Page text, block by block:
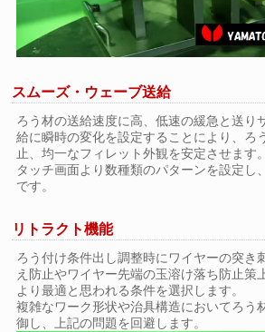
スムーズ・ウェーブ送給
ろう材の送給速度に高、低速の緩急と送り
給に瞬時の変化を設定することにより、ろ
止、均一なフィレット外観を安定させます。
タッチ画面より数種類のパターンを設定し
です。
リトラクト機能
ろう付け条件出し調整時にワイヤーの突き
え防止やワイヤー先端の玉溶け落ち防止策
より最適と思われる条件を選択します。
複雑なワーク形状や治具構造においてろう
御し、上記の問題を回避します。